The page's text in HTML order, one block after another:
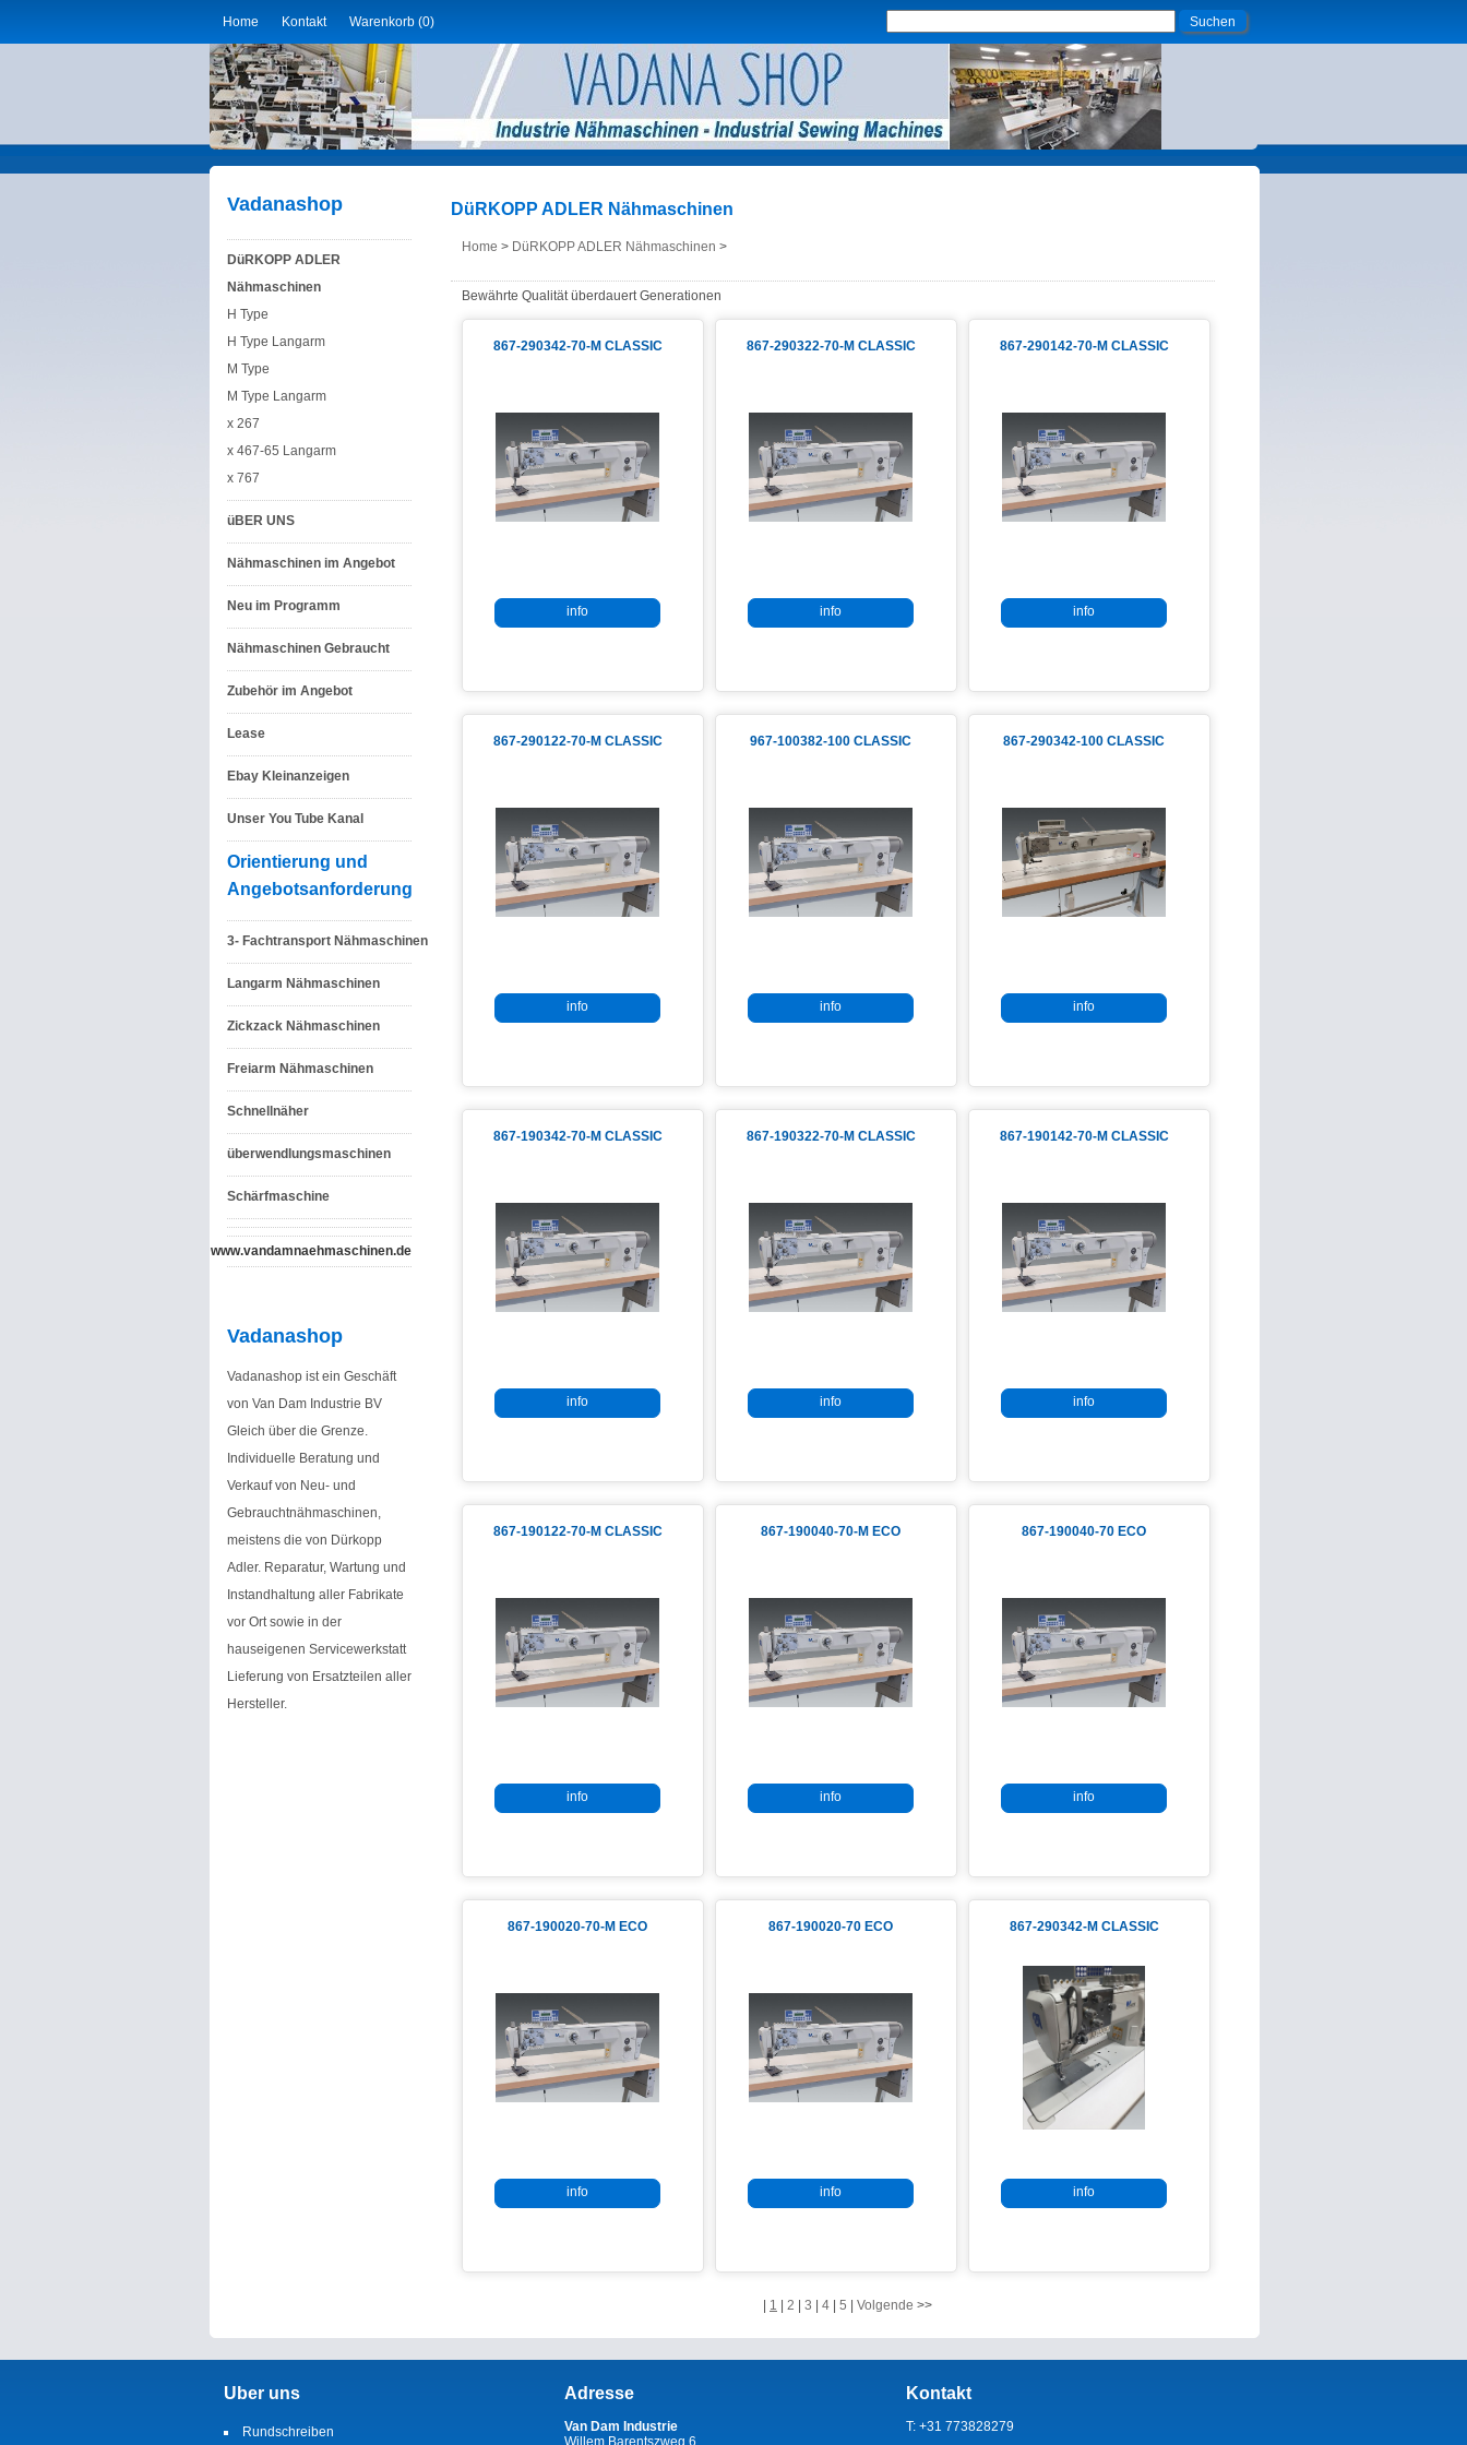
Home Kontakt Warenkorb (0)
Vadanashop
DüRKOPP ADLER
Nähmaschinen
H Type
H Type Langarm
M Type
M Type Langarm
x 267
x 467-65 Langarm
x 767
üBER UNS
Nähmaschinen im Angebot
Neu im Programm
Nähmaschinen Gebraucht
Zubehör im Angebot
Lease
Ebay Kleinanzeigen
Unser You Tube Kanal
Orientierung und
Angebotsanforderung
3- Fachtransport Nähmaschinen
Langarm Nähmaschinen
Zickzack Nähmaschinen
Freiarm Nähmaschinen
Schnellnäher
überwendlungsmaschinen
Schärfmaschine
www.vandamnaehmaschinen.de
Vadanashop
Vadanashop ist ein Geschäft
von Van Dam Industrie BV
Gleich über die Grenze.
Individuelle Beratung und
Verkauf von Neu- und
Gebrauchtnähmaschinen,
meistens die von Dürkopp
Adler. Reparatur, Wartung und
Instandhaltung aller Fabrikate
vor Ort sowie in der
hauseigenen Servicewerkstatt
Lieferung von Ersatzteilen aller
Hersteller.
DüRKOPP ADLER Nähmaschinen
Home > DüRKOPP ADLER Nähmaschinen >
Bewährte Qualität überdauert Generationen
867-290342-70-M CLASSIC
info
867-290322-70-M CLASSIC
info
867-290142-70-M CLASSIC
info
867-290122-70-M CLASSIC
info
967-100382-100 CLASSIC
info
867-290342-100 CLASSIC
info
867-190342-70-M CLASSIC
info
867-190322-70-M CLASSIC
info
867-190142-70-M CLASSIC
info
867-190122-70-M CLASSIC
info
867-190040-70-M ECO
info
867-190040-70 ECO
info
867-190020-70-M ECO
info
867-190020-70 ECO
info
867-290342-M CLASSIC
info
1 2 3 4 5 Volgende >>
Uber uns
Rundschreiben
Adresse
Van Dam Industrie
Willem Barentszweg 6
Kontakt
T: +31 773828279